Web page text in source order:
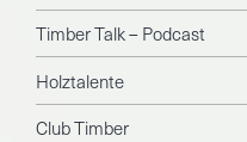
Timber Talk – Podcast
Holztalente
Club Timber